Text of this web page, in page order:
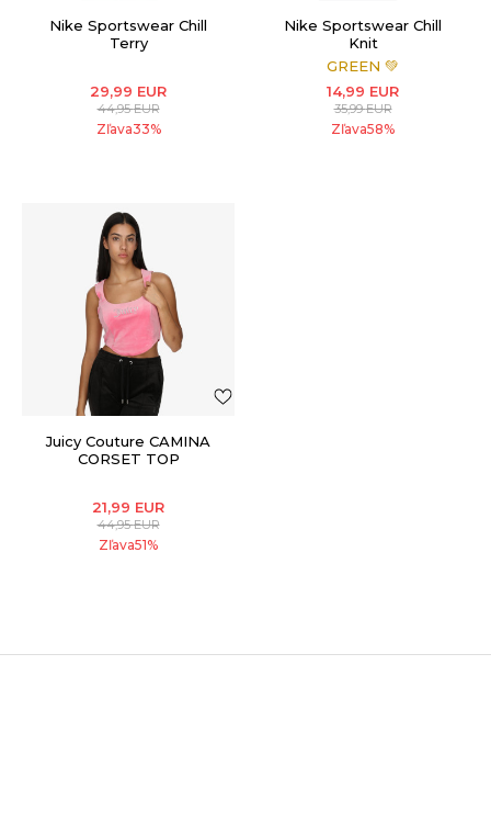
Nike Sportswear Chill
Terry
29,99 EUR
44,95EUR
Zľava33%
Nike Sportswear Chill
Knit
GREEN 💚
14,99 EUR
35,99EUR
Zľava58%
Juicy Couture CAMINA
CORSET TOP
21,99 EUR
44,95EUR
Zľava51%